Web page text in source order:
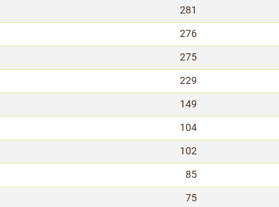
281
276
275
229
149
104
102
85
75